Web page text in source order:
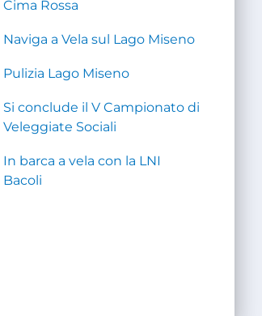
Cima Rossa
Naviga a Vela sul Lago Miseno
Pulizia Lago Miseno
Si conclude il V Campionato di
Veleggiate Sociali
In barca a vela con la LNI
Bacoli